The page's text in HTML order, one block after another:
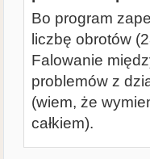
Bo program
liczbę obrotów
Falowanie
problemów z
(wiem, że
całkiem).